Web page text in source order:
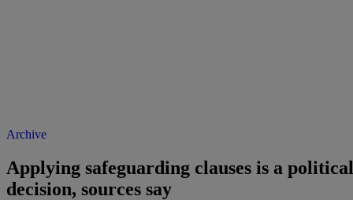
Archive
Applying safeguarding clauses is a political
decision, sources say